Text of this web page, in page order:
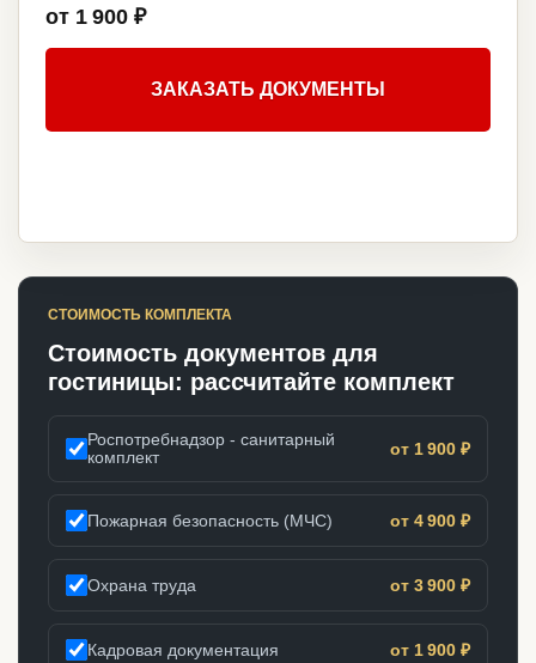
от 1 900 ₽
ЗАКАЗАТЬ ДОКУМЕНТЫ
СТОИМОСТЬ КОМПЛЕКТА
Стоимость документов для
гостиницы: рассчитайте комплект
Роспотребнадзор - санитарный
комплект
от 1 900 ₽
Пожарная безопасность (МЧС) от 4 900 ₽
Охрана труда от 3 900 ₽
Кадровая документация от 1 900 ₽